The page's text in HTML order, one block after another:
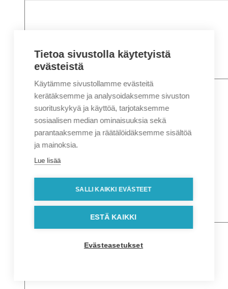
Nimi*
Etunimi
Sukunimi
Sähköposti*
Puhelin*
Osoitetiedot
Lähiosoite
Postinumero
Tietoa sivustolla käytetyistä
evästeistä
Käytämme sivustollamme evästeitä
kerätäksemme ja analysoidaksemme sivuston
suorituskykyä ja käyttöä, tarjotaksemme
sosiaalisen median ominaisuuksia sekä
parantaaksemme ja räätälöidäksemme sisältöä
ja mainoksia.
Lue lisää
SALLI KAIKKI EVÄSTEET
ESTÄ KAIKKI
Evästeasetukset